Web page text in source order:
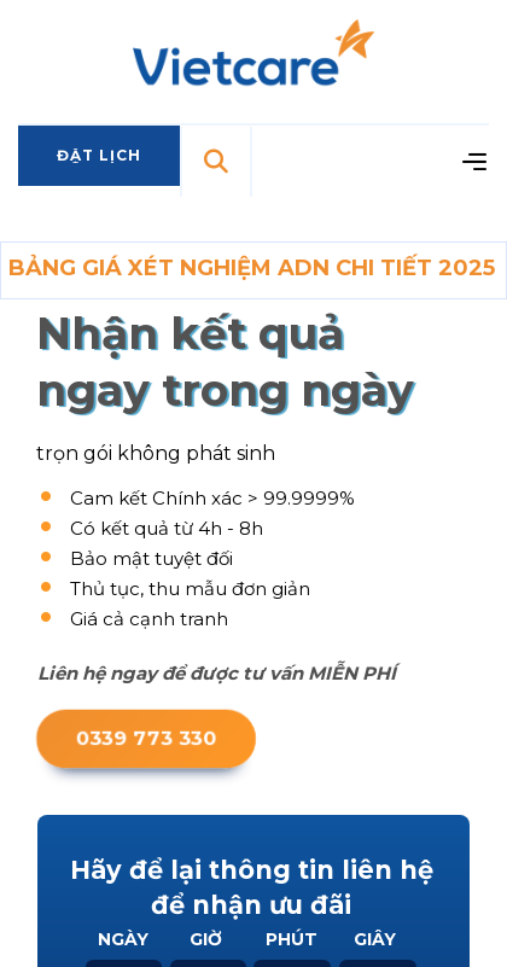
ĐẶT LỊCH
BẢNG GIÁ XÉT NGHIỆM ADN CHI TIẾT 2025
Cam kết Chính xác > 99.9999%
Có kết quả từ 4h - 8h
Bảo mật tuyệt đối
Thủ tục, thu mẫu đơn giản
Giá cả cạnh tranh
0339 773 330
Liên hệ ngay để được tư vấn MIỄN PHÍ
trọn gói không phát sinh
Nhận kết quả
ngay trong ngày
Hãy để lại thông tin liên hệ
để nhận ưu đãi
NGÀY GIỜ GIÂY
PHÚT